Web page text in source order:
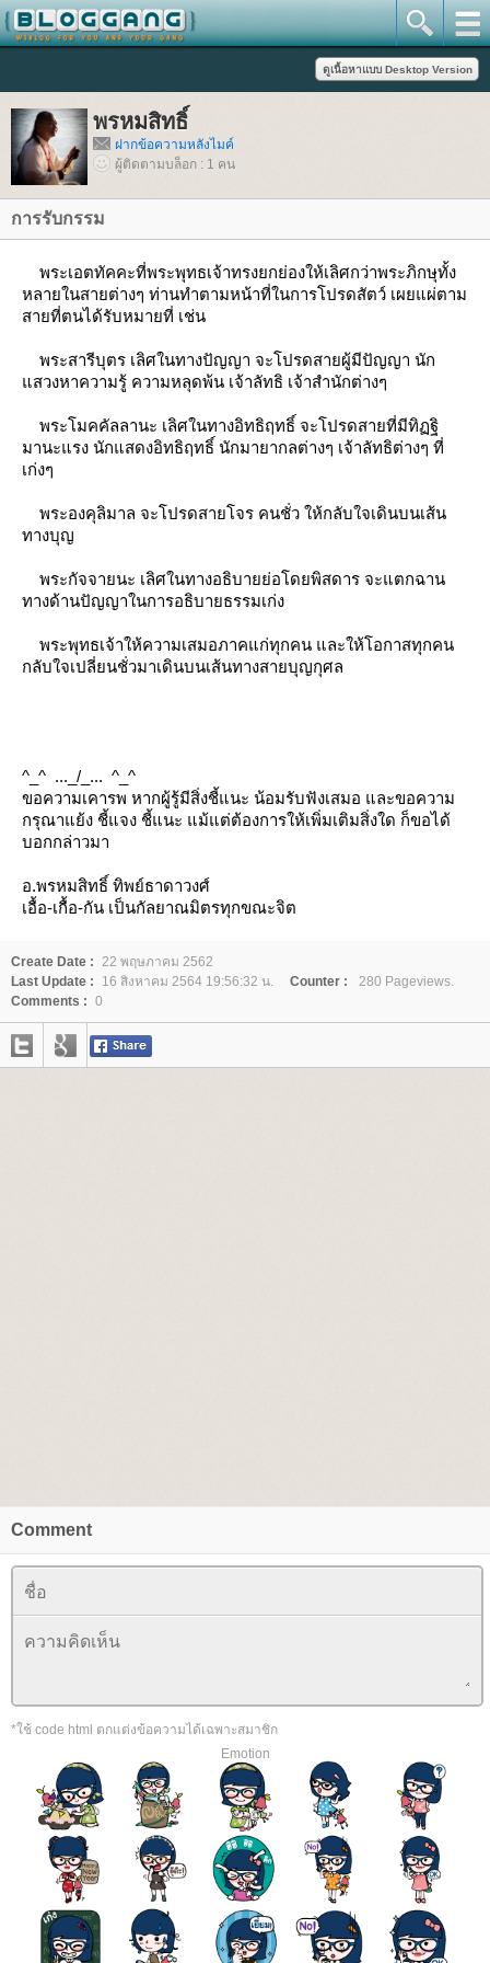
พรหมสิทธิ์
ฝากข้อความหลังไมค์
ผู้ติดตามบล็อก : 1 คน
การรับกรรม
พระเอตทัคคะที่พระพุทธเจ้าทรงยกย่องให้เลิศกว่าพระภิกษุทั้ง
หลายในสายต่างๆ ท่านทำตามหน้าที่ในการโปรดสัตว์ เผยแผ่ตาม
สายที่ตนได้รับหมายที่ เช่น
พระสารีบุตร เลิศในทางปัญญา จะโปรดสายผู้มีปัญญา นัก
สวงหาความรู้ ความหลุดพ้น เจ้าลัทธิ เจ้าสำนักต่างๆ
พระโมคคัลลานะ เลิศในทางอิทธิฤทธิ์ จะโปรดสายที่มีทิฏฐิ
มานะแรง นักแสดงอิทธิฤทธิ์ นักมายากลต่างๆ เจ้าลัทธิต่างๆ ที่
เก่งๆ
พระองคุลิมาล จะโปรดสายโจร คนชั่ว ให้กลับใจเดินบนเส้น
ทางบุญ
พระกัจจายนะ เลิศในทางอธิบายย่อโดยพิสดาร จะแตกฉาน
ทางด้านปัญญาในการอธิบายธรรมเก่ง
พระพุทธเจ้าให้ความเสมอภาคแก่ทุกคน และให้โอกาสทุกคน
กลับใจเปลี่ยนชั่วมาเดินบนเส้นทางสายบุญกุศล
^_^ ..._/_... ^_^
ขอความเคารพ หากผู้รู้มีสิ่งชี้แนะ น้อมรับฟังเสมอ และขอความ
กรุณาแย้ง ชี้แจง ชี้แนะ แม้แต่ต้องการให้เพิ่มเติมสิ่งใด ก็ขอได้
บอกกล่าวมา
อ.พรหมสิทธิ์ ทิพย์ธาดาวงศ์
เอื้อ-เกื้อ-กัน เป็นกัลยาณมิตรทุกขณะจิต
Create Date : 22 พฤษภาคม 2562
Last Update :
16 สิงหาคม 2564 19:56:32 น. Counter :
280 Pageviews.
Comments : 0
Comment
*ใช้ code html ตกแต่งข้อความได้เฉพาะสมาชิก
Emotion